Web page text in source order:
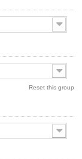
Reset this group